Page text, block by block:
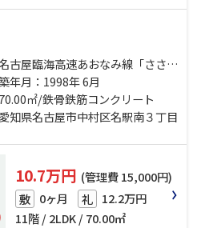
古屋臨海高速あおなみ線「ささし
ライブ」駅 徒歩13分 名古屋市営
鶴舞線「大須観音」駅 徒歩13分 名
古屋市営東山線「名古屋」駅 徒歩
年月：1998年 6月
70.00㎡/鉄骨鉄筋コンクリート
愛知県名古屋市中村区名駅南３丁目
10.7万円 (管理費 15,000円)
敷 0ヶ月 礼 12.2万円
11階 / 2LDK / 70.00㎡